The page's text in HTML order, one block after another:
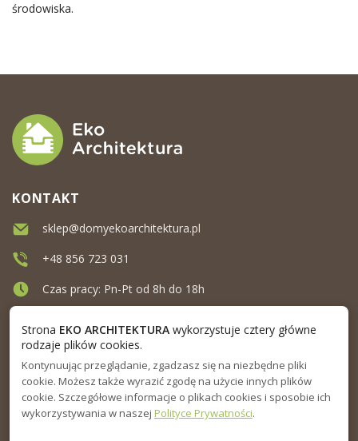
środowiska.
MENU
INFORMACJA
KONTAKT
sklep@domyekoarchitektura.pl
+48 856 723 031
Czas pracy: Pn-Pt od 8h do 18h
Strona EKO ARCHITEKTURAwykorzystuje cztery główne
rodzaje plików cookies.
Kontynuując przeglądanie, zgadzasz się na niezbędne pliki
cookie. Możesz także wyrazić zgodę na użycie innych plików
cookie. Szczegółowe informacje o plikach cookies i sposobie ich
wykorzystywania w naszej Polityce Prywatności.